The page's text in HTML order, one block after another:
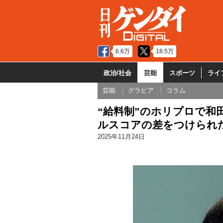
6.6万 18.5万
政治/社会 芸能 スポーツ ライ
芸能 グラビア コラム
“給料制”のホリプロで和
ルスコアの差をつけられ
2025年11月24日